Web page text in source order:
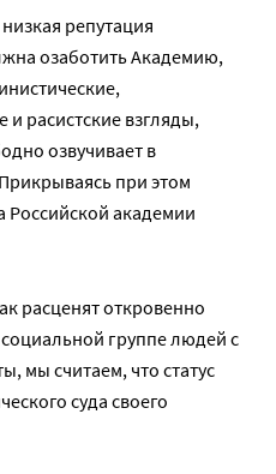
репутация
озаботить Академию,
и расистские взгляды,
озвучивает в
при этом
Российской академии
расценят откровенно
группе людей с
мы считаем, что статус
суда своего